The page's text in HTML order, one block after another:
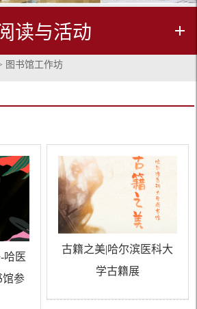
读与活动
图书馆工作坊
哈医
馆参
古籍之美|哈尔滨医科大
学古籍展